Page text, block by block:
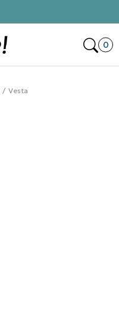
0
Vesta